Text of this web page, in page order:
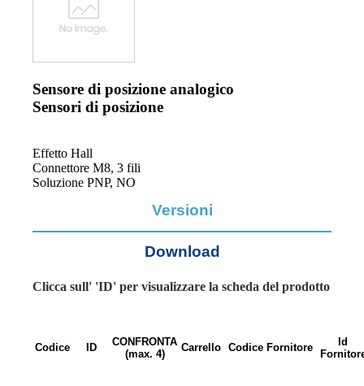
Sensore di posizione analogico
Sensori di posizione
Effetto Hall
Connettore M8, 3 fili
Soluzione PNP, NO
Versioni
Download
Clicca sull' 'ID' per visualizzare la scheda del prodotto
Codice ID
CONFRONTA
(max. 4)
Carrello Codice Fornitore
Id